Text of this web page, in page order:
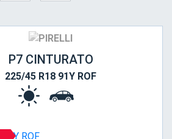
P7 CINTURATO
225/45 R18 91Y ROF